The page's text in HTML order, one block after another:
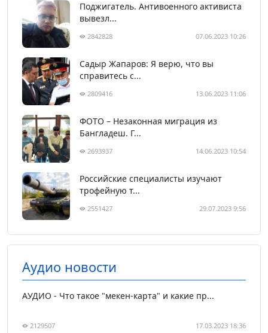
Поджигатель. Антивоенного активиста
вывезл...
2842828 07.06.2023 10:26
Садыр Жапаров: Я верю, что вы
справитесь с...
2809416 13.06.2023 11:06
ФОТО – Незаконная миграция из
Бангладеш. Г...
2693937 14.06.2023 10:54
Российские специалисты изучают
трофейную т...
2551427 29.07.2023 9:56
Аудио новости
АУДИО - Что такое "мекен-карта" и какие пр...
2129507 17.03.2023 18:36